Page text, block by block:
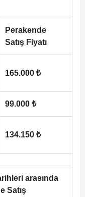
Perakende
Satış Fiyatı
165.000 ₺
99.000 ₺
134.150 ₺
arasında
Satış